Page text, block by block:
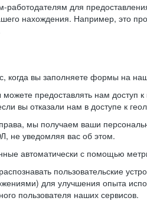
для
нахождения. Например, это
вы заполняете формы на
предоставлять нам
вы отказали нам в доступе к
мы получаем ваши
не уведомляя вас об этом.
автоматически с помощью
пользовательские
для улучшения опыта
пользователя наших сервисов.